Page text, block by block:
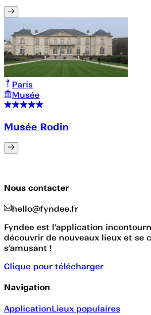
Paris
Musée
Musée Rodin
Nous contacter
hello@fyndee.fr
Fyndee est l’application
découvrir de nouveaux lieux et se
s’amusant !
Clique pour télécharger
Navigation
ApplicationLieux populaires